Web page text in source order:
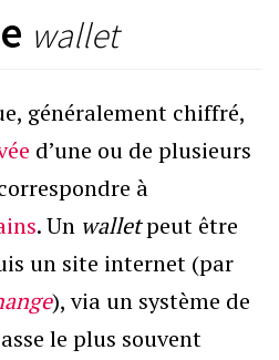
wallet
généralement chiffré,
d’une ou de plusieurs
à
. Un walletpeut être
un site internet (par
), via un système de
le plus souvent